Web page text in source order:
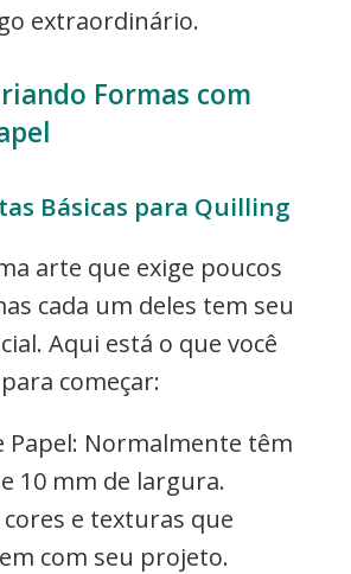
extraordinário.
Formas com
Básicas para Quilling
arte que exige poucos
cada um deles tem seu
Aqui está o que você
começar:
Papel: Normalmente têm
10 mm de largura.
cores e texturas que
com seu projeto.